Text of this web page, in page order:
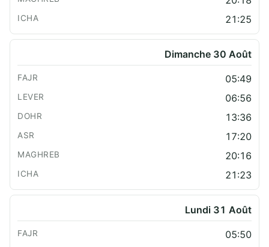
21:25
Dimanche 30 Août
05:49
06:56
13:36
17:20
20:16
21:23
Lundi 31 Août
05:50